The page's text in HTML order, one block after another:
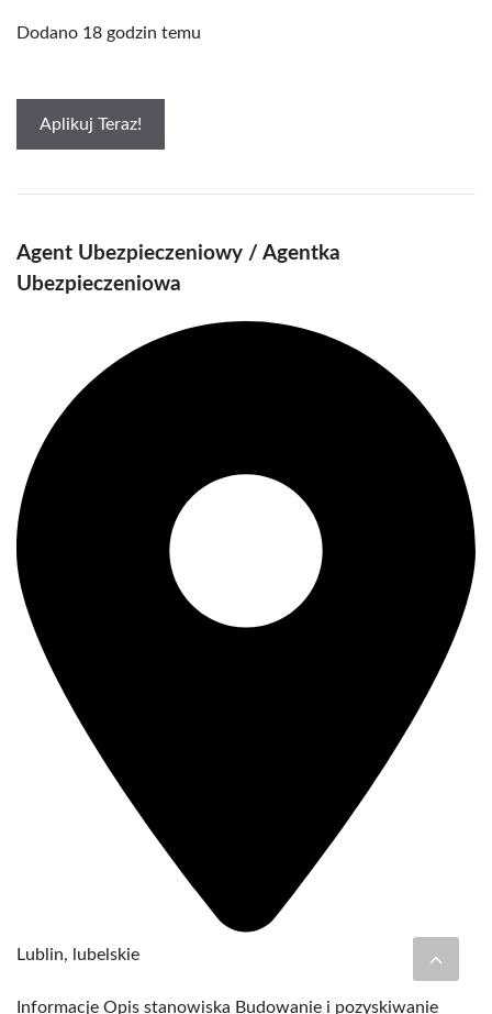
Dodano 18 godzin temu
Aplikuj Teraz!
Agent Ubezpieczeniowy / Agentka
Ubezpieczeniowa
Lublin, lubelskie
Informacje Opis stanowiska Budowanie i pozyskiwanie